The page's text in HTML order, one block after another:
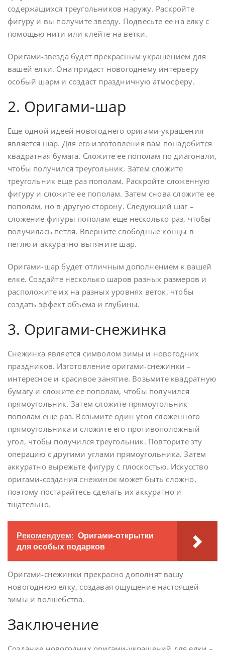
содержащихся треугольников наружу. Раскройте
фигуру и вы получите звезду. Подвесьте ее на елку с
помощью нити или клейте на ветки.
Оригами-звезда будет прекрасным украшением для
вашей елки. Она придаст новогоднему интерьеру
особый шарм и создаст праздничную атмосферу.
2. Оригами-шар
Еще одной идеей новогоднего оригами-украшения
является шар. Для его изготовления вам понадобится
квадратная бумага. Сложите ее пополам по диагонали,
чтобы получился треугольник. Затем сложите
треугольник еще раз пополам. Раскройте сложенную
фигуру и сложите ее пополам. Затем снова сложите ее
пополам, но в другую сторону. Следующий шаг –
сложение фигуры пополам еще несколько раз, чтобы
получилась петля. Вверните свободные концы в
петлю и аккуратно вытяните шар.
Оригами-шар будет отличным дополнением к вашей
елке. Создайте несколько шаров разных размеров и
расположите их на разных уровнях веток, чтобы
создать эффект объема и глубины.
3. Оригами-снежинка
Снежинка является символом зимы и новогодних
праздников. Изготовление оригами-снежинки –
интересное и красивое занятие. Возьмите квадратную
бумагу и сложите ее пополам, чтобы получился
прямоугольник. Затем сложите прямоугольник
пополам еще раз. Возьмите один угол сложенного
прямоугольника и сложите его противоположный
угол, чтобы получился треугольник. Повторите эту
операцию с другими углами прямоугольника. Затем
аккуратно вырежьте фигуру с плоскостью. Искусство
оригами-создания снежинок может быть сложно,
поэтому постарайтесь сделать их аккуратно и
тщательно.
Рекомендуем: Оригами-открытки
для особых подарков
Оригами-снежинки прекрасно дополнят вашу
новогоднюю елку, создавая ощущение настоящей
зимы и волшебства.
Заключение